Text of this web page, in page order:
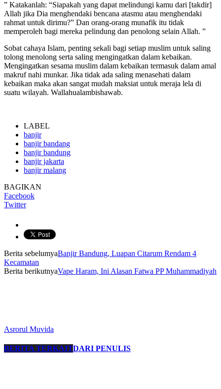
” Katakanlah: “Siapakah yang dapat melindungi kamu dari [takdir]
Allah jika Dia menghendaki bencana atasmu atau menghendaki
rahmat untuk dirimu?” Dan orang-orang munafik itu tidak
memperoleh bagi mereka pelindung dan penolong selain Allah. ”
Sobat cahaya Islam, penting sekali bagi setiap muslim untuk saling
tolong menolong serta saling mengingatkan dalam kebaikan.
Mengingatkan sesama muslim dalam kebaikan termasuk dalam amal
makruf nahi munkar. Jika tidak ada saling menasehati dalam
kebaikan maka akan sangat mudah maksiat untuk meraja lela di
suatu wilayah. Wallahualambishawab.
LABEL
banjir
banjir bandang
banjir bandung
banjir jakarta
banjir malang
BAGIKAN
Facebook
Twitter
Berita sebelumyaBanjir Bandung, Luapan Citarum Rendam 4
Kecamatan
Berita berikutnyaVape Haram, Ini Alasan Fatwa PP Muhammadiyah
Asrorul Muvida
BERITA TERKAITDARI PENULIS